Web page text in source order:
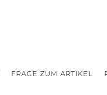
FRAGE ZUM ARTIKEL